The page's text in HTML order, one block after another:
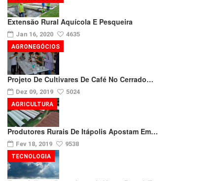
Extensão Rural Aquícola E Pesqueira
Jan 16, 2020 4635
Projeto De Cultivares De Café No Cerrado…
Dez 09, 2019 5024
AGRONEGÓCIOS
Produtores Rurais De Itápolis Apostam Em…
Fev 18, 2019 9538
AGRICULTURA
TECNOLOGIA